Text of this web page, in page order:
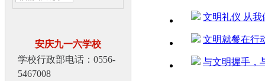
安庆九一六学校
学校行政部电话：0556-
5467008
文明礼仪 从我
文明就餐在行
与文明握手，